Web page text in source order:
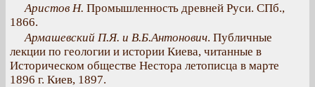
Аристов Н. Промышленность древней Руси. СПб.,
1866.
Армашевский П.Я. и В.Б.Антонович. Публичные
лекции по геологии и истории Киева, читанные в
Историческом обществе Нестора летописца в марте
1896 г. Киев, 1897.